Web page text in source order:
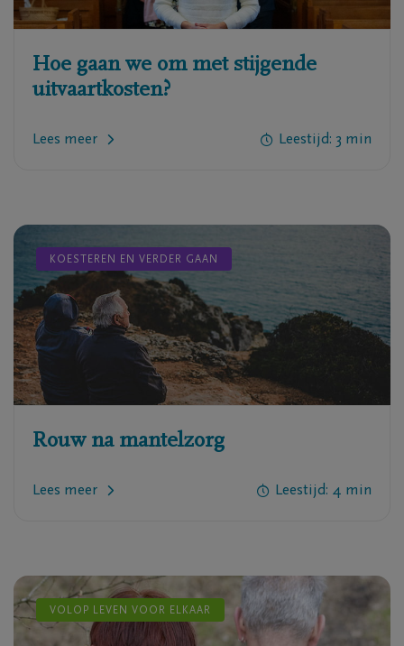
Hoe gaan we om met stijgende
uitvaartkosten?
Lees meer Leestijd: 3 min
KOESTEREN EN VERDER GAAN
Rouw na mantelzorg
Lees meer Leestijd: 4 min
VOLOP LEVEN VOOR ELKAAR